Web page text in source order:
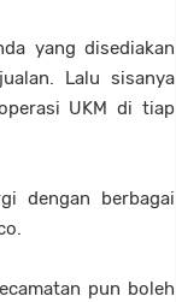
yang disediakan
Lalu sisanya
UKM di tiap
dengan berbagai
pun boleh